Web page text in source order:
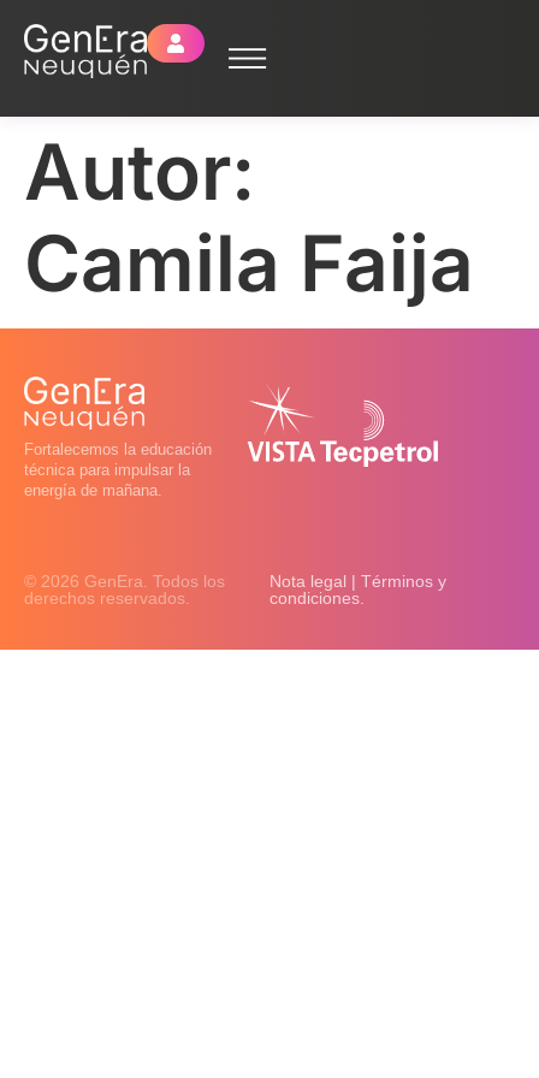
Autor:
Camila Faija
Fortalecemos la educación
técnica para impulsar la
energía de mañana.
© 2026 GenEra. Todos los
derechos reservados.
Nota legal | Términos y
condiciones.